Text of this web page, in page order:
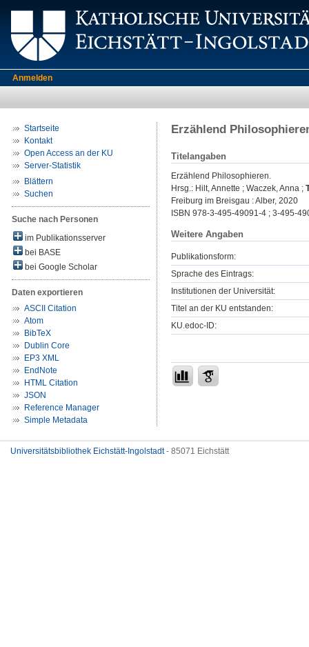
Anmelden
Startseite
Kontakt
Open Access an der KU
Server-Statistik
Blättern
Suchen
Suche nach Personen
im Publikationsserver
bei BASE
bei Google Scholar
Daten exportieren
ASCII Citation
Atom
BibTeX
Dublin Core
EP3 XML
EndNote
HTML Citation
JSON
Reference Manager
Simple Metadata
Erzählend
Titelangaben
Erzählend Philosophieren.
Hrsg.: Hilt, Annette ; Waczek, Anna ;
Freiburg im Breisgau : Alber, 2020
ISBN 978-3-495-49091-4 ; 3-495-
Weitere Angaben
Publikationsform:
Sprache des Eintrags:
Institutionen der Universität:
Titel an der KU entstanden:
KU.edoc-ID:
Universitätsbibliothek Eichstätt-Ingolstadt- 85071 Eichstätt